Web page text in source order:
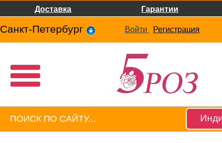
Доставка Гарантии
Санкт-Петербург Войти Регистрация